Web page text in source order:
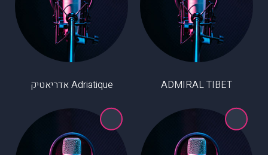
ADMIRAL TIBET Adriatique אדריאטיק